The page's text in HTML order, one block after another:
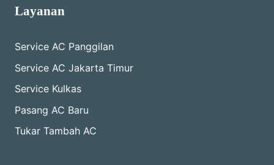
Layanan
Service AC Panggilan
Service AC Jakarta Timur
Service Kulkas
Pasang AC Baru
Tukar Tambah AC